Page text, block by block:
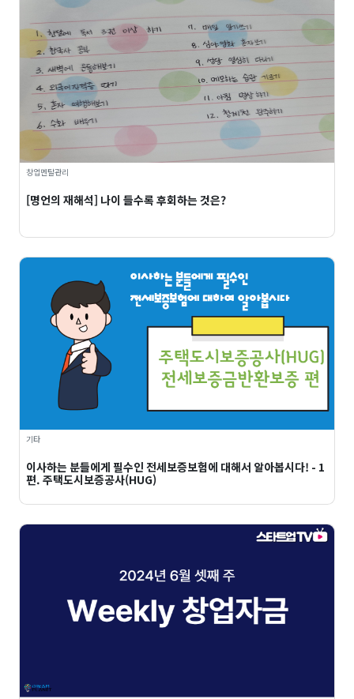
창업멘탈관리
[명언의 재해석] 나이 들수록 후회하는 것은?
기타
이사하는 분들에게 필수인 전세보증보험에 대해서 알아봅시다! - 1
편. 주택도시보증공사(HUG)